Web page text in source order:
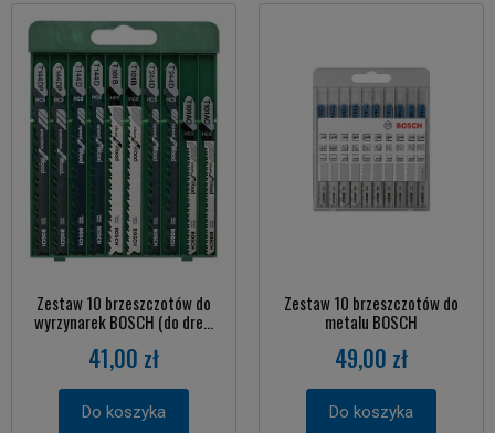
Zestaw 10 brzeszczotów do
wyrzynarek BOSCH (do dre...
41,00 zł
Do koszyka
Zestaw 10 brzeszczotów do
metalu BOSCH
49,00 zł
Do koszyka